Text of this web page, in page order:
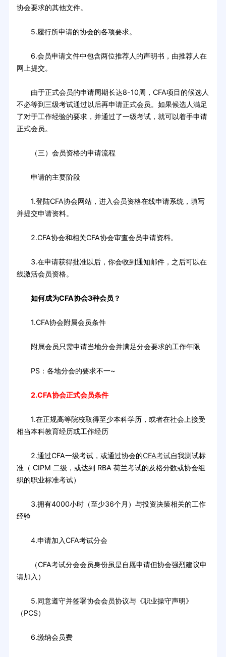
协会要求的其他文件。
5.履行所申请的协会的各项要求。
6.会员申请文件中包含两位推荐人的声明书，由推荐人在
网上提交。
由于正式会员的申请周期长达8-10周，CFA项目的候选人
不必等到三级考试通过以后再申请正式会员。如果候选人满足
了对于工作经验的要求，并通过了一级考试，就可以着手申请
正式会员。
（三）会员资格的申请流程
申请的主要阶段
1.登陆CFA协会网站，进入会员资格在线申请系统，填写
并提交申请资料。
2.CFA协会和相关CFA协会审查会员申请资料。
3.在申请获得批准以后，你会收到通知邮件，之后可以在
线激活会员资格。
如何成为CFA协会3种会员？
1.CFA协会附属会员条件
附属会员只需申请当地分会并满足分会要求的工作年限
PS：各地分会的要求不一~
2.CFA协会正式会员条件
1.在正规高等院校取得至少本科学历，或者在社会上接受
相当本科教育经历或工作经历
2.通过CFA一级考试，或通过协会的CFA考试自我测试标
准（ CIPM 二级，或达到 RBA 荷兰考试的及格分数或协会组
织的职业标准考试）
3.拥有4000小时（至少36个月）与投资决策相关的工作
经验
4.申请加入CFA考试分会
（CFA考试分会会员身份虽是自愿申请但协会强烈建议申
请加入）
5.同意遵守并签署协会会员协议与《职业操守声明》
（PCS）
6.缴纳会员费